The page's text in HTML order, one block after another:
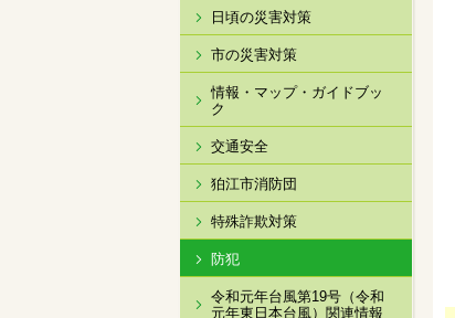
日頃の災害対策
市の災害対策
情報・マップ・ガイドブッ
ク
交通安全
狛江市消防団
特殊詐欺対策
防犯
令和元年台風第19号（令和
元年東日本台風）関連情報